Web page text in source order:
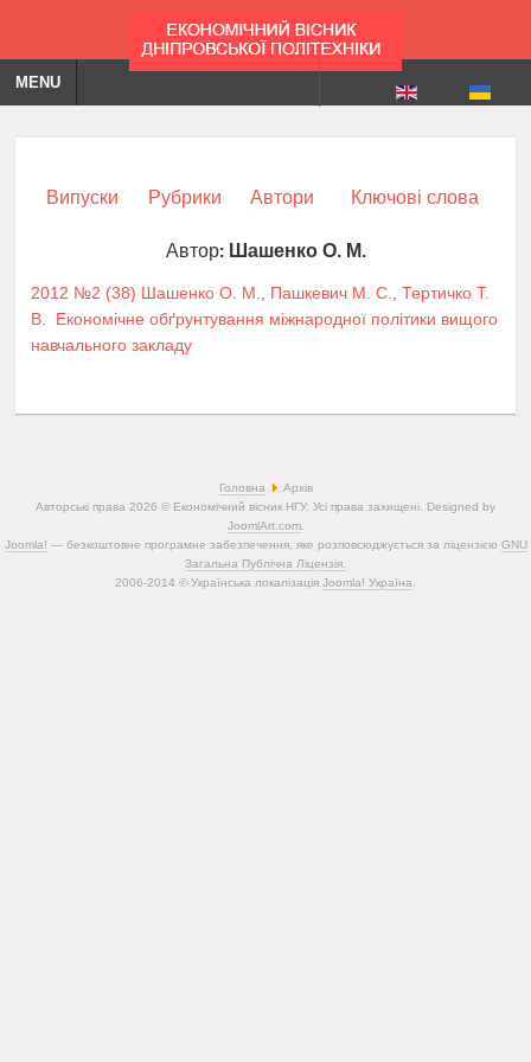
MENU
Випуски Рубрики Автори Ключові слова
Автор: Шашенко О. М.
2012 №2 (38) Шашенко О. М. Пашкевич М. С.
Тертичко Т.
В.
Економічне обґрунтування міжнародної політики вищого
навчального закладу
Головна
Архів
Авторські права 2026 © Економічний вісник НГУ. Усі права захищені. Designed by
JoomlArt.com.
Joomla! — безкоштовне програмне забезпечення, яке розповсюджується за ліцензією GNU
Загальна Публічна Ліцензія.
2006-2014 © Українська локалізація Joomla! Україна